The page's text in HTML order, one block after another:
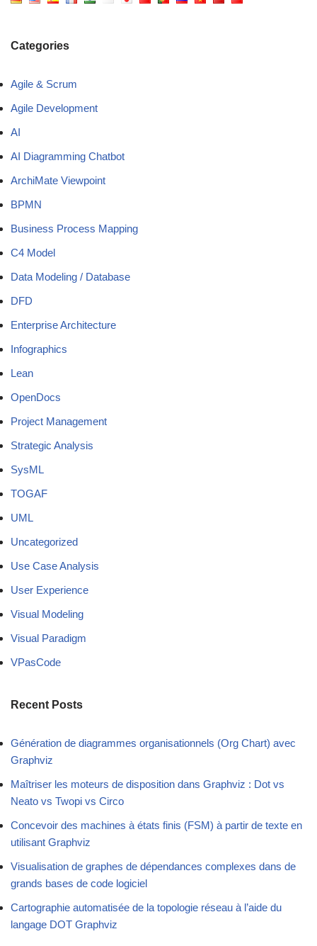
Categories
Agile & Scrum
Agile Development
AI
AI Diagramming Chatbot
ArchiMate Viewpoint
BPMN
Business Process Mapping
C4 Model
Data Modeling / Database
DFD
Enterprise Architecture
Infographics
Lean
OpenDocs
Project Management
Strategic Analysis
SysML
TOGAF
UML
Uncategorized
Use Case Analysis
User Experience
Visual Modeling
Visual Paradigm
VPasCode
Recent Posts
Génération de diagrammes organisationnels (Org Chart) avec
Graphviz
Maîtriser les moteurs de disposition dans Graphviz : Dot vs
Neato vs Twopi vs Circo
Concevoir des machines à états finis (FSM) à partir de texte en
utilisant Graphviz
Visualisation de graphes de dépendances complexes dans de
grands bases de code logiciel
Cartographie automatisée de la topologie réseau à l’aide du
langage DOT Graphviz